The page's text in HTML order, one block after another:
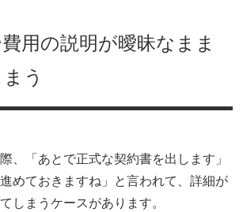
用の説明が曖昧なまま
う
、「あとで正式な契約書を出します」
進めておきますね」と言われて、詳細が
しまうケースがあります。